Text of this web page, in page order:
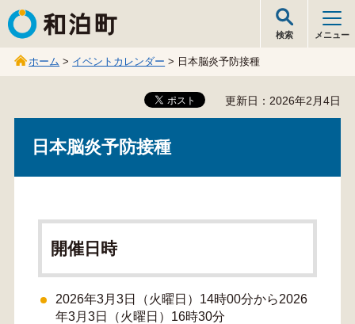
和泊町
検索 メニュー
ホーム > イベントカレンダー > 日本脳炎予防接種
更新日：2026年2月4日
日本脳炎予防接種
開催日時
2026年3月3日（火曜日）14時00分から2026
年3月3日（火曜日）16時30分